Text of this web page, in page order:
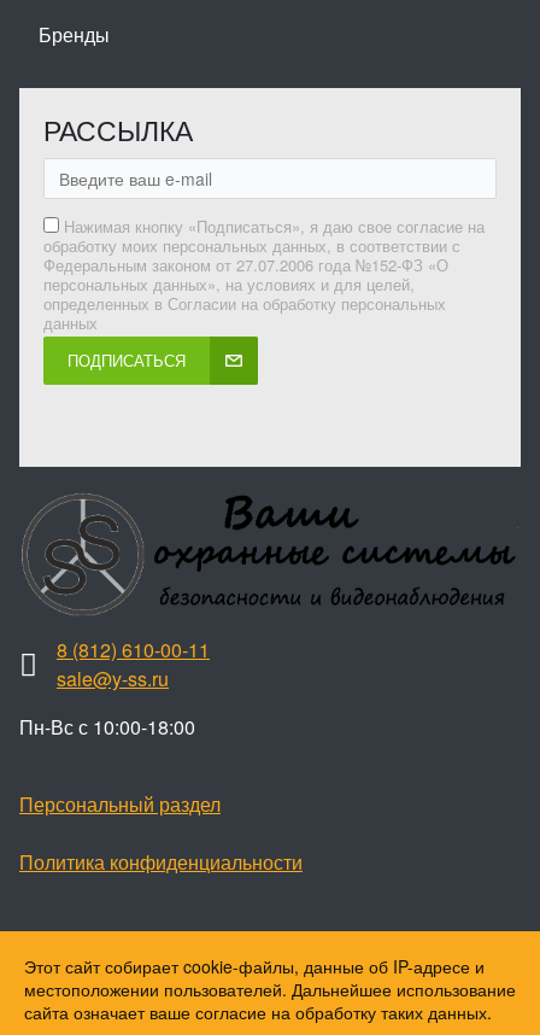
Бренды
РАССЫЛКА
Нажимая кнопку «Подписаться», я даю свое согласие на
обработку моих персональных данных, в соответствии с
Федеральным законом от 27.07.2006 года №152-ФЗ «О
персональных данных», на условиях и для целей,
определенных в Согласии на обработку персональных
данных
ПОДПИСАТЬСЯ
8 (812) 610-00-11
sale@y-ss.ru
Пн-Вс с 10:00-18:00
Персональный раздел
Политика конфиденциальности
Наверх
© Ваши охранные системы, 2026
Этот сайт собирает cookie-файлы, данные об IP-адресе и
местоположении пользователей. Дальнейшее использование
сайта означает ваше согласие на обработку таких данных.